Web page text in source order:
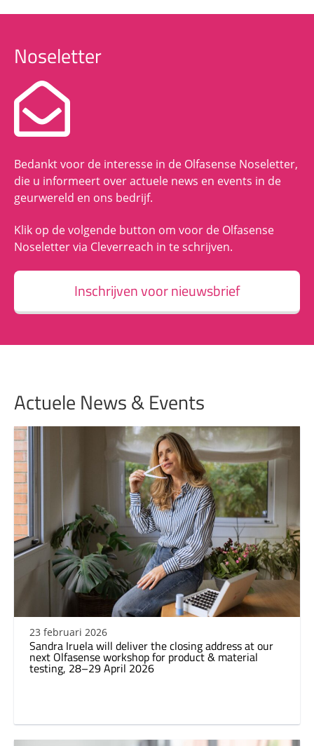
Noseletter
Bedankt voor de interesse in de Olfasense Noseletter,
die u informeert over actuele news en events in de
geurwereld en ons bedrijf.
Klik op de volgende button om voor de Olfasense
Noseletter via Cleverreach in te schrijven.
Inschrijven voor nieuwsbrief
Actuele News & Events
23 februari 2026
Sandra Iruela will deliver the closing address at our
next Olfasense workshop for product & material
testing, 28–29 April 2026